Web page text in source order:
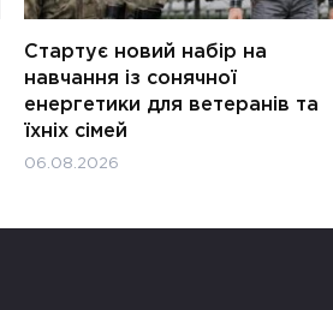
Стартує новий набір на
навчання із сонячної
енергетики для ветеранів та
їхніх сімей
06.08.2026